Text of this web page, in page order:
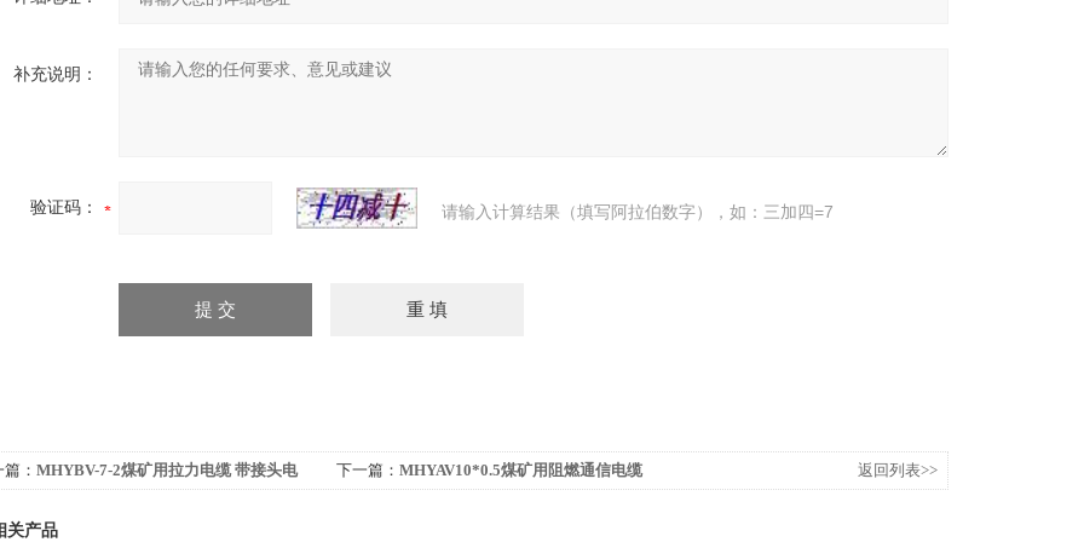
补充说明：
验证码： 请输入计算结果（填写阿拉伯数字），如：三加四=7
： MHYBV-7-2煤矿用拉力电缆 带接头电 下一篇： MHYAV10*0.5煤矿用阻燃通信电缆 返回列表>>
关产品